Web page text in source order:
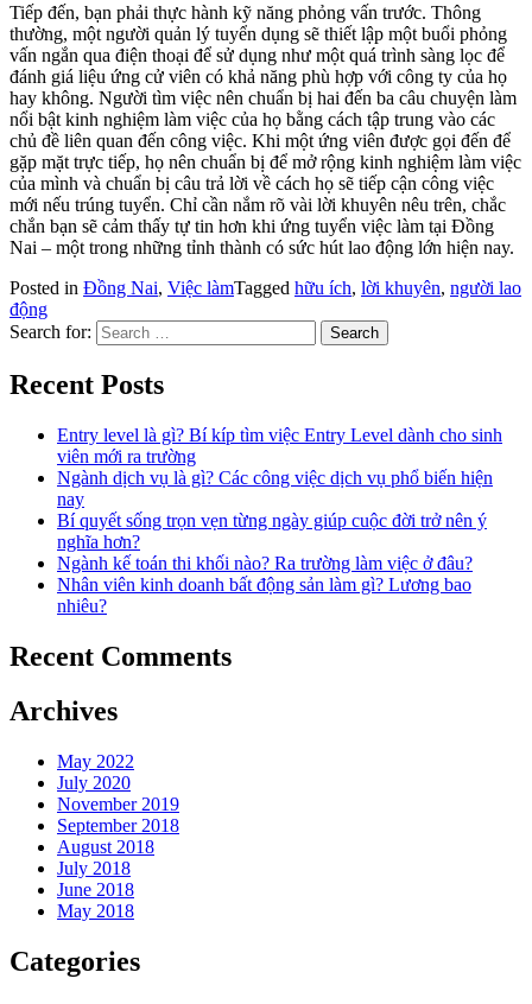
Tiếp đến, bạn phải thực hành kỹ năng phỏng vấn trước. Thông
thường, một người quản lý tuyển dụng sẽ thiết lập một buổi phỏng
vấn ngắn qua điện thoại để sử dụng như một quá trình sàng lọc để
đánh giá liệu ứng cử viên có khả năng phù hợp với công ty của họ
hay không. Người tìm việc nên chuẩn bị hai đến ba câu chuyện làm
nổi bật kinh nghiệm làm việc của họ bằng cách tập trung vào các
chủ đề liên quan đến công việc. Khi một ứng viên được gọi đến để
gặp mặt trực tiếp, họ nên chuẩn bị để mở rộng kinh nghiệm làm việc
của mình và chuẩn bị câu trả lời về cách họ sẽ tiếp cận công việc
mới nếu trúng tuyển. Chỉ cần nắm rõ vài lời khuyên nêu trên, chắc
chắn bạn sẽ cảm thấy tự tin hơn khi ứng tuyển việc làm tại Đồng
Nai – một trong những tỉnh thành có sức hút lao động lớn hiện nay.
Posted in Đồng Nai, Việc làmTagged hữu ích, lời khuyên, người lao
động
Search for:
Recent Posts
Entry level là gì? Bí kíp tìm việc Entry Level dành cho sinh
viên mới ra trường
Ngành dịch vụ là gì? Các công việc dịch vụ phổ biến hiện
nay
Bí quyết sống trọn vẹn từng ngày giúp cuộc đời trở nên ý
nghĩa hơn?
Ngành kế toán thi khối nào? Ra trường làm việc ở đâu?
Nhân viên kinh doanh bất động sản làm gì? Lương bao
nhiêu?
Recent Comments
Archives
May 2022
July 2020
November 2019
September 2018
August 2018
July 2018
June 2018
May 2018
Categories